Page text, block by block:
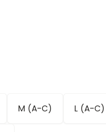
M (A-C) L (A-C)